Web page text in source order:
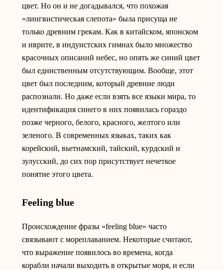
цвет. Но он и не догадывался, что похожая
«лингвистическая слепота» была присуща не
только древним грекам. Как в китайском, японском
и иврите, в индуистских гимнах было множество
красочных описаний небес, но опять же синий цвет
был единственным отсутствующим. Вообще, этот
цвет был последним, который древние люди
распознали. Но даже если взять все языки мира, то
идентификация синего в них появилась гораздо
позже черного, белого, красного, желтого или
зеленого. В современных языках, таких как
корейский, вьетнамский, тайский, курдский и
зулусский, до сих пор присутствует нечеткое
понятие этого цвета.
Feeling blue
Происхождение фразы «feeling blue» часто
связывают с мореплаванием. Некоторые считают,
что выражение появилось во времена, когда
корабли начали выходить в открытые моря, и если